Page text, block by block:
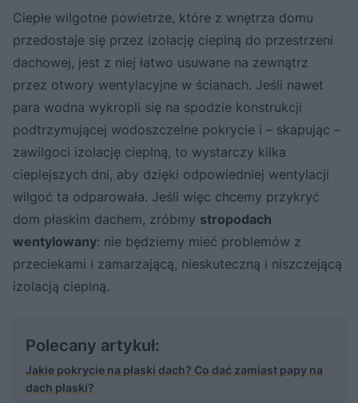
Ciepłe wilgotne powietrze, które z wnętrza domu
przedostaje się przez izolację cieplną do przestrzeni
dachowej, jest z niej łatwo usuwane na zewnątrz
przez otwory wentylacyjne w ścianach. Jeśli nawet
para wodna wykropli się na spodzie konstrukcji
podtrzymującej wodoszczelne pokrycie i – skapując –
zawilgoci izolację cieplną, to wystarczy kilka
cieplejszych dni, aby dzięki odpowiedniej wentylacji
wilgoć ta odparowała. Jeśli więc chcemy przykryć
dom płaskim dachem, zróbmy stropodach
wentylowany: nie będziemy mieć problemów z
przeciekami i zamarzającą, nieskuteczną i niszczejącą
izolacją cieplną.
Polecany artykuł:
Jakie pokrycie na płaski dach? Co dać zamiast papy na
dach płaski?